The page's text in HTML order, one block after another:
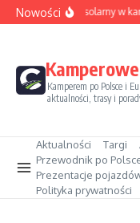
Przejdź do treści
NowościSezon solarny w
Kamperem po Polsce i
aktualności, trasy i
Aktualności Targi
Przewodnik po
Prezentacje
Polityka prywatności